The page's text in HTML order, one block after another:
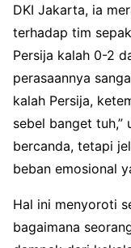
DKI Jakarta, ia
terhadap tim
Persija kalah 0-2
perasaannya
kalah Persija,
sebel banget tuh,”
bercanda, tetapi
beban emosional
Hal ini menyoroti
bagaimana